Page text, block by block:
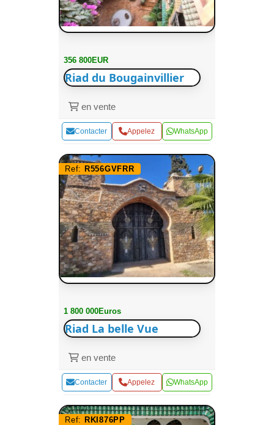
356 800EUR
Riad du Bougainvillier
en vente
Contacter Appelez WhatsApp
Ref: R556GVFRR
1 800 000Euros
Riad La belle Vue
en vente
Contacter Appelez WhatsApp
Ref: RKI876PP